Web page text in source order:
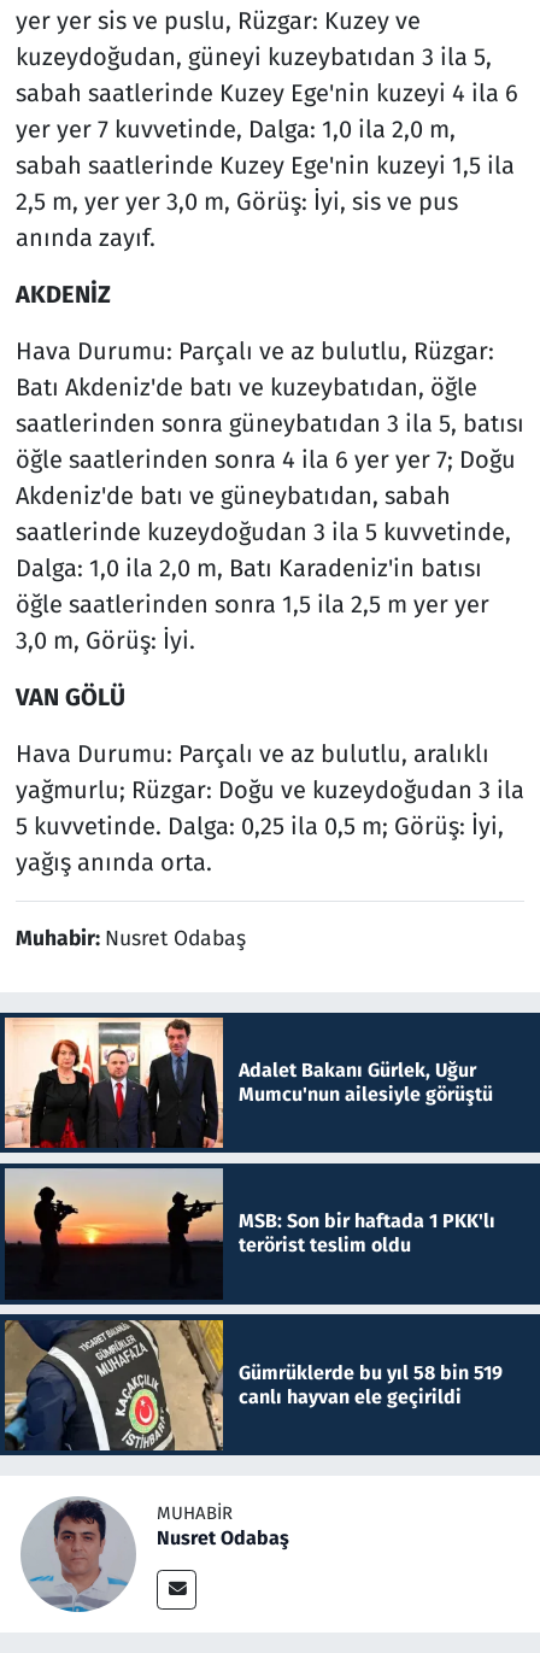
yer yer sis ve puslu, Rüzgar: Kuzey ve
kuzeydoğudan, güneyi kuzeybatıdan 3 ila 5,
sabah saatlerinde Kuzey Ege'nin kuzeyi 4 ila 6
yer yer 7 kuvvetinde, Dalga: 1,0 ila 2,0 m,
sabah saatlerinde Kuzey Ege'nin kuzeyi 1,5 ila
2,5 m, yer yer 3,0 m, Görüş: İyi, sis ve pus
anında zayıf.
AKDENİZ
Hava Durumu: Parçalı ve az bulutlu, Rüzgar:
Batı Akdeniz'de batı ve kuzeybatıdan, öğle
saatlerinden sonra güneybatıdan 3 ila 5, batısı
öğle saatlerinden sonra 4 ila 6 yer yer 7; Doğu
Akdeniz'de batı ve güneybatıdan, sabah
saatlerinde kuzeydoğudan 3 ila 5 kuvvetinde,
Dalga: 1,0 ila 2,0 m, Batı Karadeniz'in batısı
öğle saatlerinden sonra 1,5 ila 2,5 m yer yer
3,0 m, Görüş: İyi.
VAN GÖLÜ
Hava Durumu: Parçalı ve az bulutlu, aralıklı
yağmurlu; Rüzgar: Doğu ve kuzeydoğudan 3 ila
5 kuvvetinde. Dalga: 0,25 ila 0,5 m; Görüş: İyi,
yağış anında orta.
Muhabir: Nusret Odabaş
Adalet Bakanı Gürlek, Uğur
Mumcu'nun ailesiyle görüştü
MSB: Son bir haftada 1 PKK'lı
terörist teslim oldu
Gümrüklerde bu yıl 58 bin 519
canlı hayvan ele geçirildi
MUHABIR
Nusret Odabaş